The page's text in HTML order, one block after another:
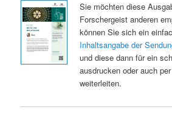
Sie möchten diese
Forschergeist anderen
können Sie sich ein
Inhaltsangabe der
und diese dann für ein
ausdrucken oder auch
weiterleiten.